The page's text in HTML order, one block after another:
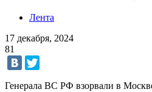
Лента
17 декабря, 2024
81
Генерала ВС РФ взорвали в